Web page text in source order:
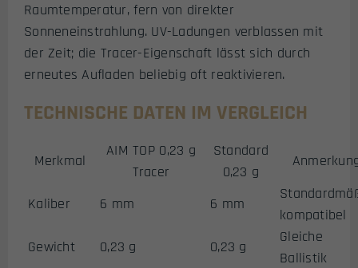
Raumtemperatur, fern von direkter
Sonneneinstrahlung. UV-Ladungen verblassen mit
der Zeit; die Tracer-Eigenschaft lässt sich durch
erneutes Aufladen beliebig oft reaktivieren.
TECHNISCHE DATEN IM VERGLEICH
Merkmal
AIM TOP 0,23 g
Tracer
Standard
0,23 g
Kaliber 6 mm 6 mm
kompatibel
Gewicht
0,23 g 0,23 g
Gleiche
Ballistik